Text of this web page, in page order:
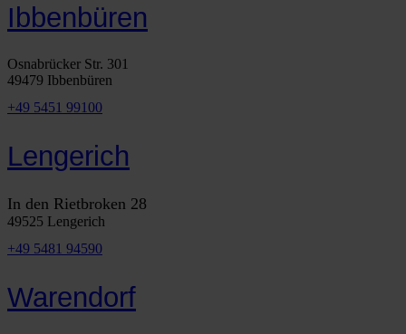
Ibbenbüren
Osnabrücker Str. 301
49479 Ibbenbüren
+49 5451 99100
Lengerich
In den Rietbroken 28
49525 Lengerich
+49 5481 94590
Warendorf